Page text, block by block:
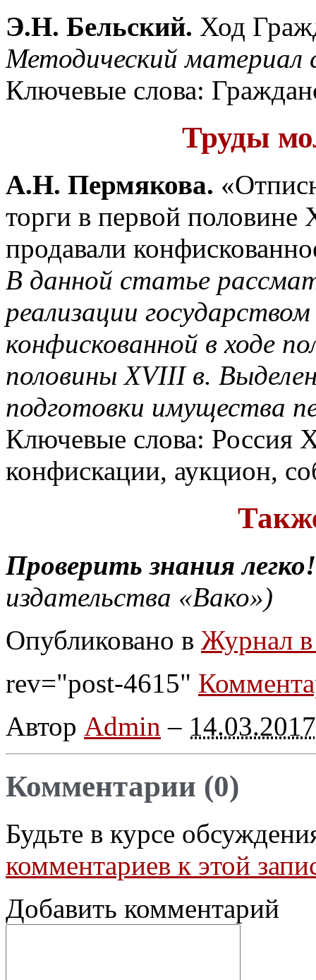
Э.Н. Бельский. Ход
Методический материал
Ключевые слова:
Труды
А.Н. Пермякова.
торги в первой
продавали
В данной статье
реализации
конфискованной в ходе
половины XVIII в.
подготовки имущества
Ключевые слова: Россия
конфискации, аукцион,
Проверить знания
издательства «Вако»)
Опубликовано в Журнал в
rev="post-4615"
Автор Admin – 14.03.2017
Комментарии (0)
Будьте в курсе
комментариев к этой
Добавить комментарий